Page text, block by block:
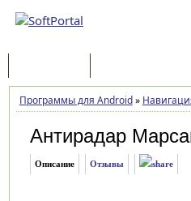
Программы для Android»
Антирадар
Описание Отзывы